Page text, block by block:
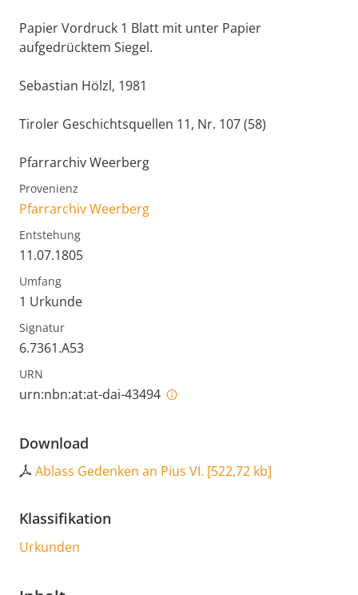
Papier Vordruck 1 Blatt mit unter Papier
aufgedrücktem Siegel.
Sebastian Hölzl, 1981
Tiroler Geschichtsquellen 11, Nr. 107 (58)
Pfarrarchiv Weerberg
Provenienz
Pfarrarchiv Weerberg
Entstehung
11.07.1805
Umfang
1 Urkunde
Signatur
6.7361.A53
URN
urn:nbn:at:at-dai-43494
Download
Ablass Gedenken an Pius VI. [522,72 kb]
Klassifikation
Urkunden